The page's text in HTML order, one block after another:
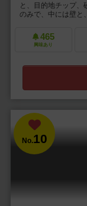
と、目的地チップ、
のみで、中には壁と
465
興味あり
No.10